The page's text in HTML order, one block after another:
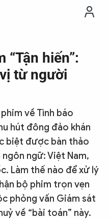
hiến”:
từ người
về Tình báo
hút đông đảo khán
biệt được bàn thảo
ngôn ngữ: Việt Nam,
Làm thế nào để xử lý
bộ phim trọn vẹn
phỏng vấn Giám sát
về “bài toán” này.